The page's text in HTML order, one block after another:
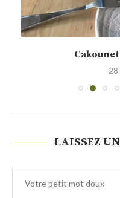
Cakounet
28
LAISSEZ